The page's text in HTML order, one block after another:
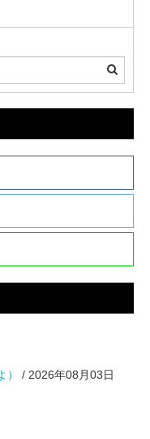
/ 2026年08月03日